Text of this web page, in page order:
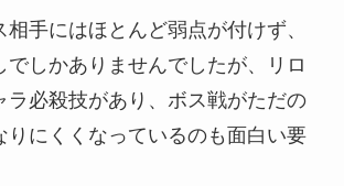
相手にはほとんど弱点が付けず、
でしかありませんでしたが、リロ
ラ必殺技があり、ボス戦がただの
りにくくなっているのも面白い要